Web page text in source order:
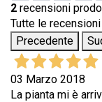
2 recensioni
Tutte le recensioni
Precedente
03 Marzo 2018
La pianta mi è